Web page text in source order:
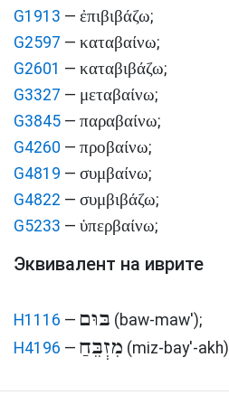
G1913 — ἐπιβιβάζω;
G2597 — καταβαίνω;
G2601 — καταβιβάζω;
G3327 — μεταβαίνω;
G3845 — παραβαίνω;
G4260 — προβαίνω;
G4819 — συμβαίνω;
G4822 — συμβιβάζω;
G5233 — ὑπερβαίνω;
Эквивалент на иврите
H1116 — בּוּם (baw-maw');
H4196 — מִזְבֵּחַ (miz-bay'-akh)